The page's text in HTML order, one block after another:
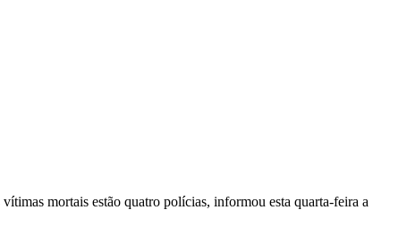
mortais estão quatro polícias, informou esta quarta-feira a